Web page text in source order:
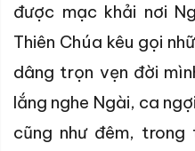
được mạc khải nơi
Thiên Chúa kêu gọi
dâng trọn vẹn đời
lắng nghe Ngài, ca
cũng như đêm,